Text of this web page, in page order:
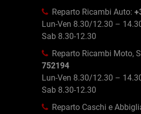
Reparto Ricambi Auto:
Lun-Ven 8.30/12.30 –
Sab 8.30-12.30
Reparto Ricambi Moto,
752194
Lun-Ven 8.30/12.30 –
Sab 8.30-12.30
Reparto Caschi e